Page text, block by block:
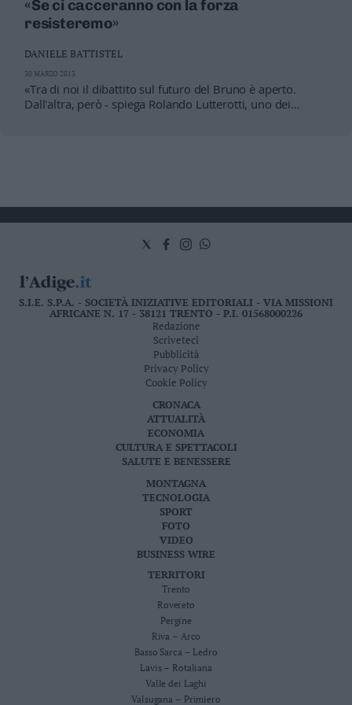
«Se ci cacceranno con la forza
resisteremo»
«Tra di noi il dibattito sul futuro del Bruno è aperto.
Dall'altra, però - spiega Rolando Lutterotti, uno dei
DANIELE BATTISTEL
30 MARZO 2013
S.I.E. S.P.A. - SOCIETÀ INIZIATIVE EDITORIALI - VIA MISSIONI
AFRICANE N. 17 - 38121 TRENTO - P.I. 01568000226
Redazione
Scriveteci
Pubblicità
Privacy Policy
Cookie Policy
CRONACA
ATTUALITÀ
ECONOMIA
CULTURA E SPETTACOLI
SALUTE E BENESSERE
MONTAGNA
TECNOLOGIA
SPORT
FOTO
VIDEO
BUSINESS WIRE
TERRITORI
Trento
Rovereto
Pergine
Riva – Arco
Basso Sarca – Ledro
Lavis – Rotaliana
Valle dei Laghi
Valsugana – Primiero